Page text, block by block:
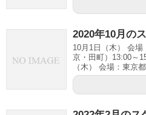
2020年10月の
10月1日（木） 会
京・田町）13:00～
（木） 会場：東京